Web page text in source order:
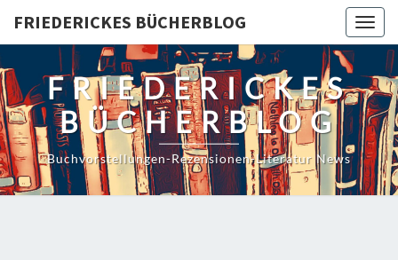
content
FRIEDERICKES BÜCHERBLOG
FRIEDERICKES
BÜCHERBLOG
Buchvorstellungen-Rezensionen-Literatur News